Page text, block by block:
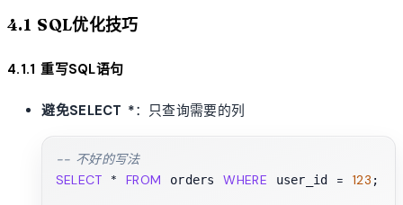
4.1 SQL优化技巧
4.1.1 重写SQL语句
避免SELECT *：只查询需要的列
-- 不好的写法
SELECT
* FROM orders WHERE user_id = 123 ;